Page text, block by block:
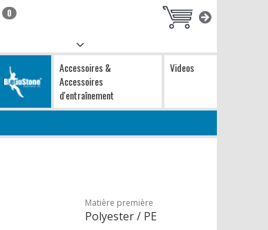
0
Accessoires &
Accessoires
d'entraînement
Videos
Matière première
Polyester / PE